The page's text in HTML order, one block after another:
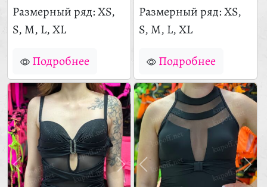
Размерный ряд: XS,
S, M, L, XL
Подробнее
Размерный ряд: XS,
S, M, L, XL
Подробнее